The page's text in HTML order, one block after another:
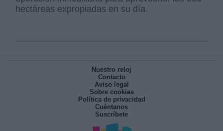
hectáreas expropiadas en su día.
Nuestro reloj
Contacto
Aviso legal
Sobre cookies
Política de privacidad
Cuéntanos
Suscríbete